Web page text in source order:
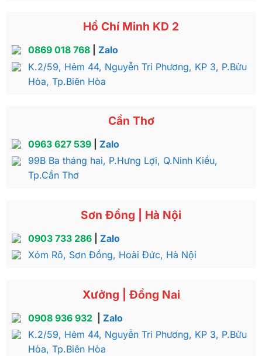
Hồ Chí Minh KD 2
0869 018 768| Zalo
K.2/59, Hẻm 44, Nguyễn Tri Phương, KP 3, P.Bửu
Hòa, Tp.Biên Hòa
Cần Thơ
0963 627 539| Zalo
99B Ba tháng hai, P.Hưng Lợi, Q.Ninh Kiều,
Tp.Cần Thơ
Sơn Đồng | Hà Nội
0903 733 286| Zalo
Xóm Rô, Sơn Đồng, Hoài Đức, Hà Nội
Xưởng | Đồng Nai
0908 936 932
Zalo
K.2/59, Hẻm 44, Nguyễn Tri Phương, KP 3, P.Bửu
Hòa, Tp.Biên Hòa